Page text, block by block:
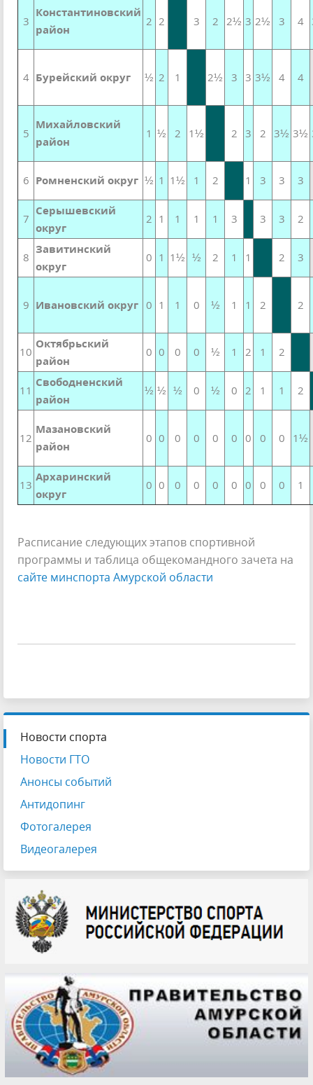
3
Константиновский
район
2 2 3 2 2½ 3 2½ 3 4
4 Бурейский округ ½ 2 1 2½ 3 3 3½ 4 4
5
Михайловский
район
1 ½ 2 1½ 2 3 2 3½ 3½
6 Ромненский округ ½ 1 1½ 1 2 1 3 3 3
7
Серышевский
округ
2 1 1 1 1 3 3 3 2
8
Завитинский
округ
0 1 1½ ½ 2 1 1 2 3
9 Ивановский округ 0 1 1 0 ½ 1 1 2 2
10
Октябрьский
район
0 0 0 0 ½ 1 2 1 2
11
Свободненский
район
½ ½ ½ 0 ½ 0 2 1 1 2
12
Мазановский
район
0 0 0 0 0 0 0 0 0 1½
13
Архаринский
округ
0 0 0 0 0 0 0 0 0 1
Расписание следующих этапов спортивной
программы и таблица общекомандного зачета на
сайте минспорта Амурской области
Новости спорта
Новости ГТО
Анонсы событий
Антидопинг
Фотогалерея
Видеогалерея